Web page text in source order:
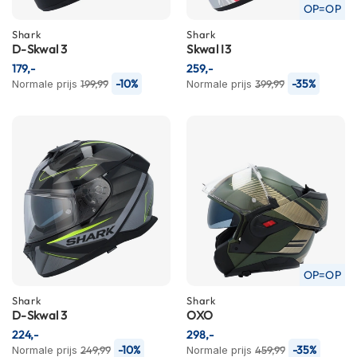
l
o
t
e
n
P
i
n
k
h
e
l
Shark
D-Skwal 3
Normale prijs 199,99 -10%
179,-
OP=OP
Shark
Skwal I3
Normale prijs 399,99 -35%
259,-
Shark
D-Skwal 3
Normale prijs 249,99 -10%
224,-
OP=OP
Shark
OXO
Normale prijs 459,99 -35%
298,-